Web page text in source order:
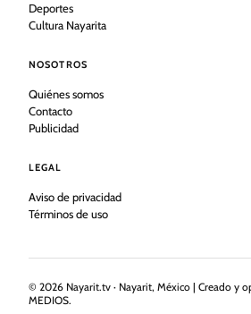
Deportes
Cultura Nayarita
NOSOTROS
Quiénes somos
Contacto
Publicidad
LEGAL
Aviso de privacidad
Términos de uso
© 2026 Nayarit.tv · Nayarit, México | Creado y
MEDIOS.